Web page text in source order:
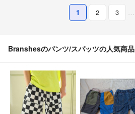
1 2 3 …
Branshesのパンツ/スパッツの人気商品